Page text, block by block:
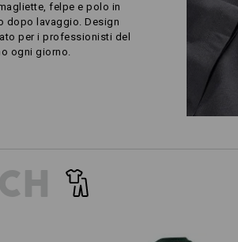
felpe e polo in
dopo lavaggio. Design
per i professionisti del
ogni giorno.